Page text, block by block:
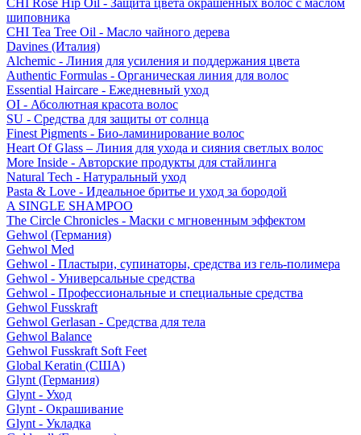
CHI Rose Hip Oil - Защита цвета окрашенных волос с маслом
шиповника
CHI Tea Tree Oil - Масло чайного дерева
Davines (Италия)
Alchemic - Линия для усиления и поддержания цвета
Authentic Formulas - Органическая линия для волос
Essential Haircare - Eжедневный уход
OI - Абсолютная красота волос
SU - Средства для защиты от солнца
Finest Pigments - Био-ламинирование волос
Heart Of Glass – Линия для ухода и сияния светлых волос
More Inside - Авторские продукты для стайлинга
Natural Tech - Натуральный уход
Pasta & Love - Идеальное бритье и уход за бородой
A SINGLE SHAMPOO
The Circle Chronicles - Маски с мгновенным эффектом
Gehwol (Германия)
Gehwol Med
Gehwol - Пластыри, супинаторы, средства из гель-полимера
Gehwol - Универсальные средства
Gehwol - Профессиональные и специальные средства
Gehwol Fusskraft
Gehwol Gerlasan - Средства для тела
Gehwol Balance
Gehwol Fusskraft Soft Feet
Global Keratin (США)
Glynt (Германия)
Glynt - Уход
Glynt - Окрашивание
Glynt - Укладка